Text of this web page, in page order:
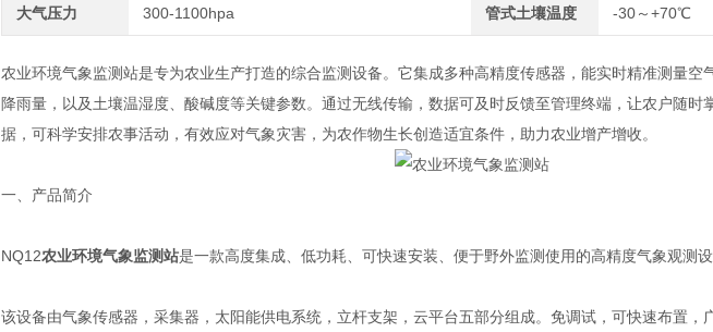
大气压力 300-1100hpa 管式土壤温度 -30～+70℃
农业环境气象监测站是专为农业生产打造的综合监测设备。它集成多种高精度传感器，能实时精准测量空
降雨量，以及土壤温湿度、酸碱度等关键参数。通过无线传输，数据可及时反馈至管理终端，让农户随时
据，可科学安排农事活动，有效应对气象灾害，为农作物生长创造适宜条件，助力农业增产增收。
一、产品简介
NQ12农业环境气象监测站是一款高度集成、低功耗、可快速安装、便于野外监测使用的高精度气象观测设
该设备由气象传感器，采集器，太阳能供电系统，立杆支架，云平台五部分组成。免调试，可快速布置，